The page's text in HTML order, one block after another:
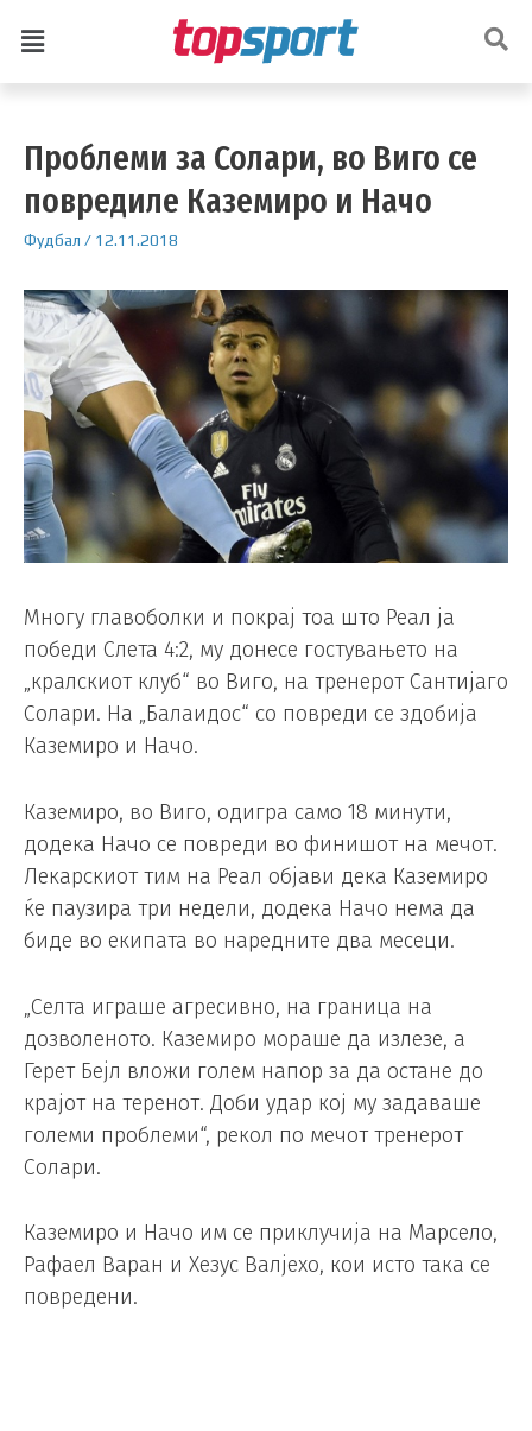
Проблеми за Солари, во Виго се
повредиле Каземиро и Начо
Фудбал / 12.11.2018
Многу главоболки и покрај тоа што Реал ја
победи Слета 4:2, му донесе гостувањето на
„кралскиот клуб“ во Виго, на тренерот Сантијаго
Солари. На „Балаидос“ со повреди се здобија
Каземиро и Начо.
Каземиро, во Виго, одигра само 18 минути,
додека Начо се повреди во финишот на мечот.
Лекарскиот тим на Реал објави дека Каземиро
ќе паузира три недели, додека Начо нема да
биде во екипата во наредните два месеци.
„Селта играше агресивно, на граница на
дозволеното. Каземиро мораше да излезе, а
Герет Бејл вложи голем напор за да остане до
крајот на теренот. Доби удар кој му задаваше
големи проблеми“, рекол по мечот тренерот
Солари.
Каземиро и Начо им се приклучија на Марсело,
Рафаел Варан и Хезус Валјехо, кои исто така се
повредени.